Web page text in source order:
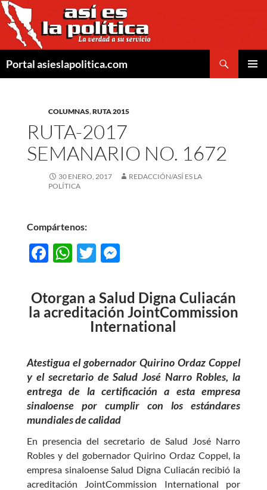
Saltar
al
contenido
Portal asieslapolitica.com
COLUMNAS,RUTA 2015
RUTA-2017
SEMANARIO NO. 1672
30 ENERO, 2017
REDACCIÓN/ASÍ ES LA
POLÍTICA
Compártenos:
F
e
b
k
W
at
s
p
T
itt
er
M
se
n
g
Otorgan a Salud Digna Culiacán
la acreditación JointCommission
International
Atestigua el gobernador Quirino Ordaz Coppel
y el secretario de Salud José Narro Robles, la
entrega de la certificación a esta empresa
sinaloense por cumplir con los estándares
mundiales de calidad
En presencia del secretario de Salud José Narro
Robles y del gobernador Quirino Ordaz Coppel, la
empresa sinaloense Salud Digna Culiacán recibió la
acreditación JointCommission International por